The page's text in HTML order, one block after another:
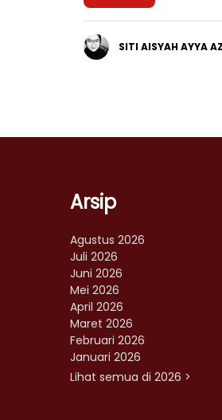
SITI AISYAH AYYA
Arsip
Agustus 2026
Juli 2026
Juni 2026
Mei 2026
April 2026
Maret 2026
Februari 2026
Januari 2026
Lihat semua di 2026 >